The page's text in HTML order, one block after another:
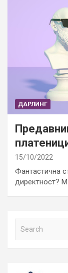
ДАРЛИНГ
15/10/2022
Фантастична
директност?